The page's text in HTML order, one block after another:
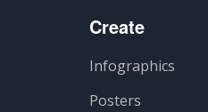
Create
Infographics
Posters